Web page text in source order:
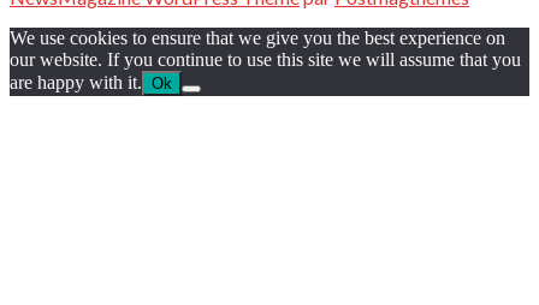
We use cookies to ensure that we give you the best experience on
our website. If you continue to use this site we will assume that you
are happy with it. Ok